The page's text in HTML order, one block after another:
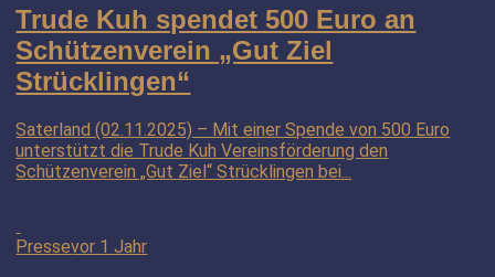
Trude Kuh spendet 500 Euro an
Schützenverein „Gut Ziel
Strücklingen“
Saterland (02.11.2025) – Mit einer Spende von 500 Euro
unterstützt die Trude Kuh Vereinsförderung den
Schützenverein „Gut Ziel“ Strücklingen bei...
Pressevor 1 Jahr